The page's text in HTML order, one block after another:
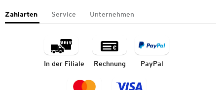
Zahlarten Service Unternehmen
In der Filiale Rechnung PayPal